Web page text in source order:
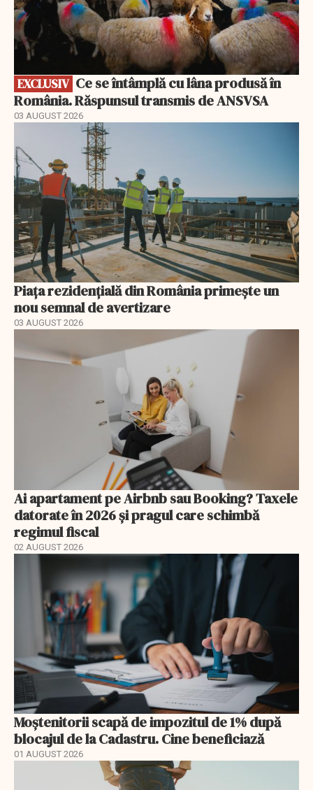
EXCLUSIV
România. Răspunsul transmis de ANSVSA
03 AUGUST 2026
Piața rezidențială din România primește un
nou semnal de avertizare
03 AUGUST 2026
Ai apartament pe Airbnb sau Booking? Taxele
datorate în 2026 și pragul care schimbă
regimul fiscal
02 AUGUST 2026
Moștenitorii scapă de impozitul de 1% după
blocajul de la Cadastru. Cine beneficiază
01 AUGUST 2026